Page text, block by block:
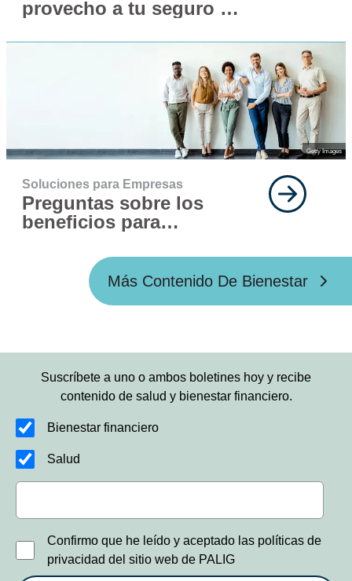
provecho a tu seguro de
Getty Images
Soluciones para Empresas
Preguntas sobre los
beneficios para
los empleadores
deberían hacerMás Contenido De Bienestar
Suscríbete a uno o ambos boletines hoy y recibe
contenido de salud y bienestar financiero.
Bienestar financiero
Salud
Confirmo que he leído y aceptado las políticas de
privacidad del sitio web de PALIG